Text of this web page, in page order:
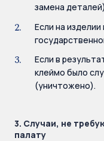
замена
Если на
Если в
клеймо было
(уничтожено).
3. Случаи, не
палату